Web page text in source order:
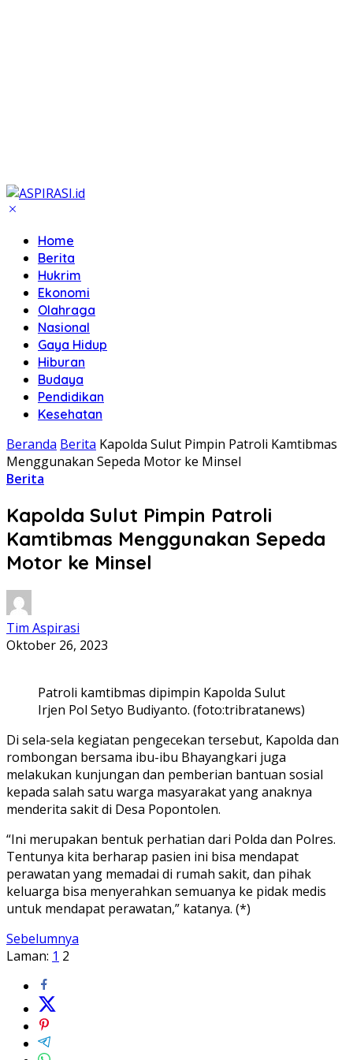
Home
Berita
Hukrim
Ekonomi
Olahraga
Nasional
Gaya Hidup
Hiburan
Budaya
Pendidikan
Kesehatan
Beranda Berita Kapolda Sulut Pimpin Patroli Kamtibmas
Menggunakan Sepeda Motor ke Minsel
Berita
Kapolda Sulut Pimpin Patroli
Kamtibmas Menggunakan Sepeda
Motor ke Minsel
Tim Aspirasi
Oktober 26, 2023
Patroli kamtibmas dipimpin Kapolda Sulut
Irjen Pol Setyo Budiyanto. (foto:tribratanews)
Di sela-sela kegiatan pengecekan tersebut, Kapolda dan
rombongan bersama ibu-ibu Bhayangkari juga
melakukan kunjungan dan pemberian bantuan sosial
kepada salah satu warga masyarakat yang anaknya
menderita sakit di Desa Popontolen.
“Ini merupakan bentuk perhatian dari Polda dan Polres.
Tentunya kita berharap pasien ini bisa mendapat
perawatan yang memadai di rumah sakit, dan pihak
keluarga bisa menyerahkan semuanya ke pidak medis
untuk mendapat perawatan,” katanya. (*)
Sebelumnya
Laman: 1 2